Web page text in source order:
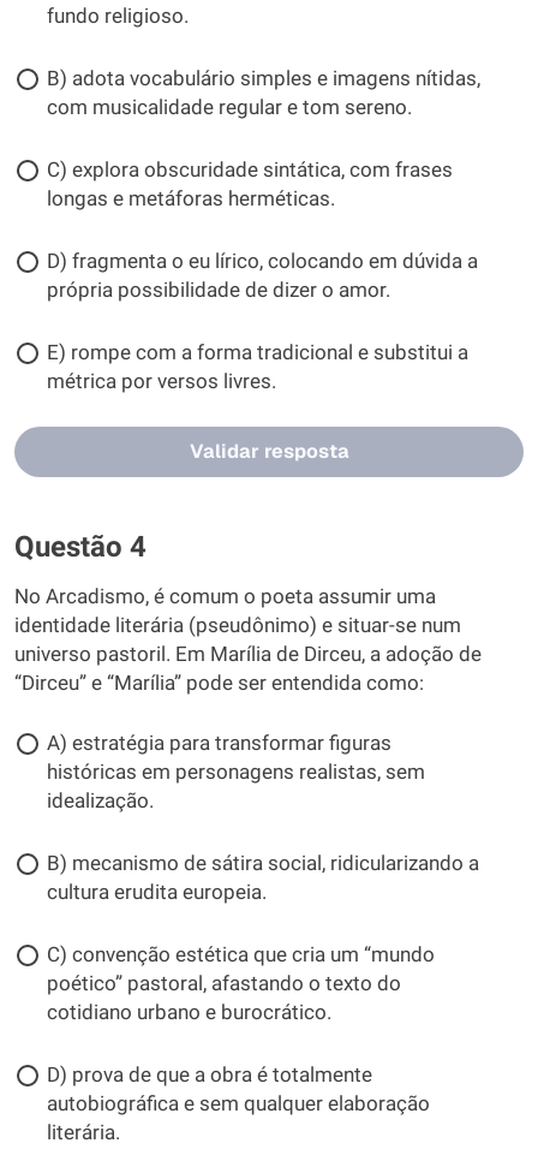
fundo religioso.
B) adota vocabulário simples e imagens nítidas,
com musicalidade regular e tom sereno.
C) explora obscuridade sintática, com frases
longas e metáforas herméticas.
D) fragmenta o eu lírico, colocando em dúvida a
própria possibilidade de dizer o amor.
E) rompe com a forma tradicional e substitui a
métrica por versos livres.
Validar resposta
Questão 4
No Arcadismo, é comum o poeta assumir uma
identidade literária (pseudônimo) e situar-se num
universo pastoril. Em Marília de Dirceu, a adoção de
“Dirceu” e “Marília” pode ser entendida como:
A) estratégia para transformar figuras
históricas em personagens realistas, sem
idealização.
B) mecanismo de sátira social, ridicularizando a
cultura erudita europeia.
C) convenção estética que cria um “mundo
poético” pastoral, afastando o texto do
cotidiano urbano e burocrático.
D) prova de que a obra é totalmente
autobiográfica e sem qualquer elaboração
literária.